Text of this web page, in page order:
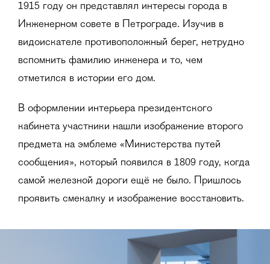
1915 году он представлял интересы города в
Инженерном совете в Петрограде. Изучив в
видоискателе противоположный берег, нетрудно
вспомнить фамилию инженера и то, чем
отметился в истории его дом.
В оформлении интерьера президентского
кабинета участники нашли изображение второго
предмета на эмблеме «Министерства путей
сообщения», который появился в 1809 году, когда
самой железной дороги ещё не было. Пришлось
проявить смекалку и изображение восстановить.